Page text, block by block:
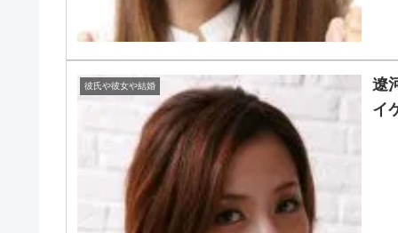
彼氏や彼女や結婚
遼
イ